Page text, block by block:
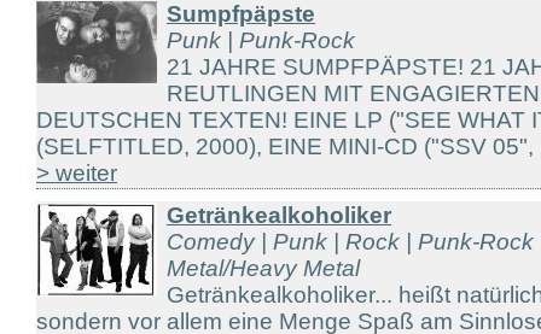
Sumpfpäpste
Punk | Punk-Rock
21 JAHRE SUMPFPÄPSTE! 21
REUTLINGEN MIT
DEUTSCHEN TEXTEN! EINE LP ("SEE WHAT
(SELFTITLED, 2000), EINE MINI-CD ("SSV
> weiter
Getränkealkoholiker
Comedy | Punk | Rock | Punk-
Metal/Heavy Metal
Getränkealkoholiker... heißt
sondern vor allem eine Menge Spaß am